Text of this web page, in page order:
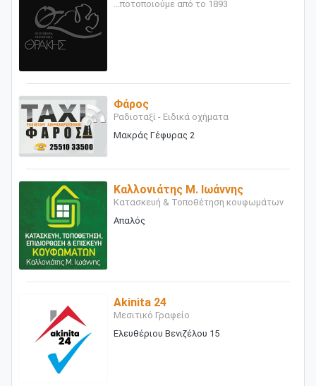
...ποτοποιούμε από το 1893
Φάρος
Ραδιοταξί - Ειδικά οχήματα
Μακράς Γέφυρας 2
Καλλονιάτης Μ. Ιωάννης
Κατασκευή & Τοποθέτηση κουφωμάτων
Απαλός
Akinita 24
Μεσιτικό Γραφείο
Ελευθέριου Βενιζέλου 15